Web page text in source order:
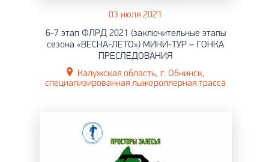
03 июля 2021
6-7 этап ФЛРД 2021 (заключительные этапы
сезона «ВЕСНА-ЛЕТО») МИНИ-ТУР – ГОНКА
ПРЕСЛЕДОВАНИЯ
Калужская область, г. Обнинск,
специализированная лыжероллерная трасса